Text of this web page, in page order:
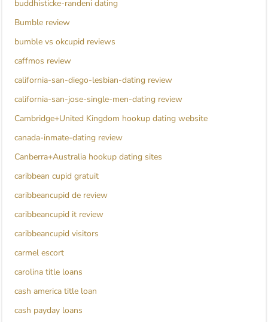
buddhisticke-randeni dating
Bumble review
bumble vs okcupid reviews
caffmos review
california-san-diego-lesbian-dating review
california-san-jose-single-men-dating review
Cambridge+United Kingdom hookup dating website
canada-inmate-dating review
Canberra+Australia hookup dating sites
caribbean cupid gratuit
caribbeancupid de review
caribbeancupid it review
caribbeancupid visitors
carmel escort
carolina title loans
cash america title loan
cash payday loans